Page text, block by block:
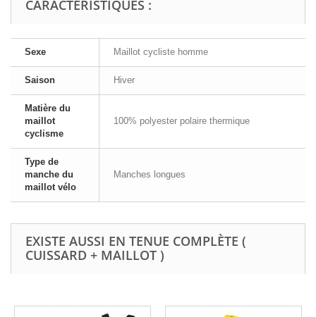
CARACTÉRISTIQUES :
Sexe Maillot cycliste homme
Saison Hiver
Matière du
maillot
cyclisme
100% polyester polaire thermique
Type de
manche du
maillot vélo
Manches longues
EXISTE AUSSI EN TENUE COMPLÈTE (
CUISSARD + MAILLOT )